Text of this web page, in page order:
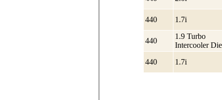
440 1.7i
440
1.9 Turbo
Intercooler
440
1.7i